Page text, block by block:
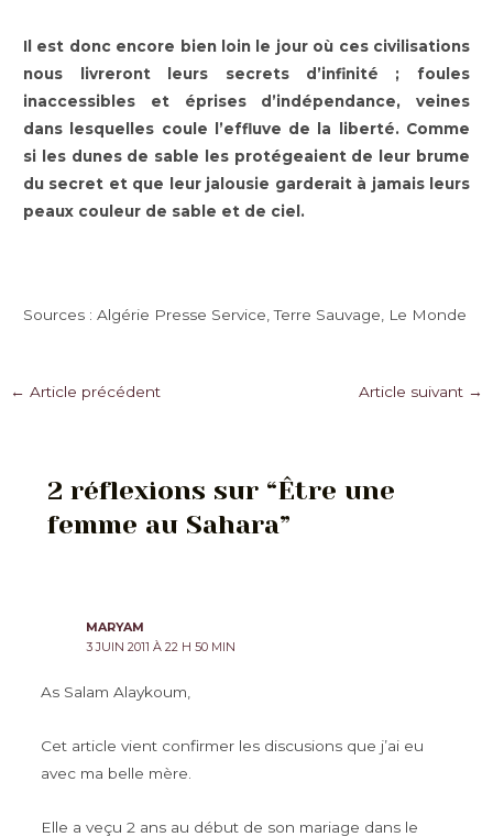
Il est donc encore bien loin le jour où ces civilisations
nous livreront leurs secrets d’infinité ; foules
inaccessibles et éprises d’indépendance, veines
dans lesquelles coule l’effluve de la liberté. Comme
si les dunes de sable les protégeaient de leur brume
du secret et que leur jalousie garderait à jamais leurs
peaux couleur de sable et de ciel.
Sources : Algérie Presse Service, Terre Sauvage, Le Monde
Navigation
← Article précédent Article suivant →
2 réflexions sur “Être une
femme au Sahara”
MARYAM
3 JUIN 2011 À 22 H 50 MIN
As Salam Alaykoum,
Cet article vient confirmer les discusions que j’ai eu
avec ma belle mère.
Elle a veçu 2 ans au début de son mariage dans le